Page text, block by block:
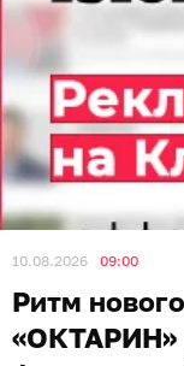
10.08.2026 09:00
Ритм
«ОКТАРИН»